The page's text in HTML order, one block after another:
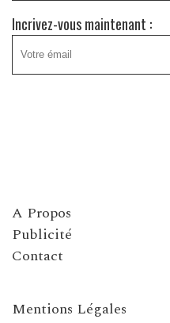
Incrivez-vous maintenant :
A Propos
Publicité
Contact
Mentions Légales